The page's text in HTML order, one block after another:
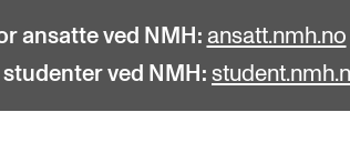
ansatte ved NMH: ansatt.nmh.no
studenter ved NMH: